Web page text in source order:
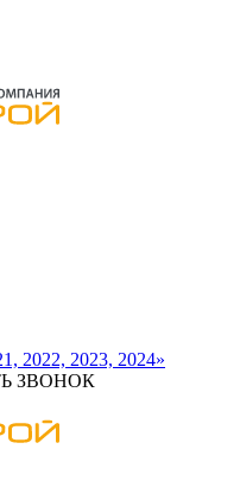
2022, 2023, 2024»
ЗВОНОК